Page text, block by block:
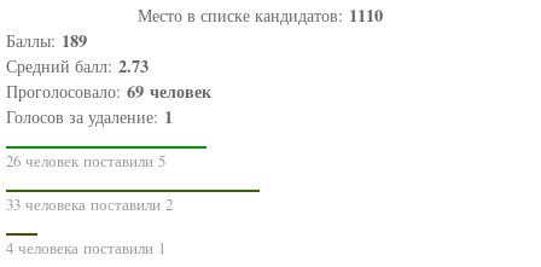
Место в списке кандидатов: 1110
Баллы: 189
Средний балл: 2.73
Проголосовало: 69 человек
Голосов за удаление: 1
26 человек поставили 5
33 человека поставили 2
4 человека поставили 1